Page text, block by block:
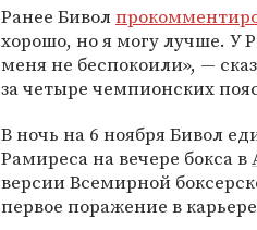
Ранее Бивол
хорошо, но я могу лучше. У
меня не беспокоили», —
за четыре чемпионских
В ночь на 6 ноября Бивол
Рамиреса на вечере бокса в
версии Всемирной
первое поражение в